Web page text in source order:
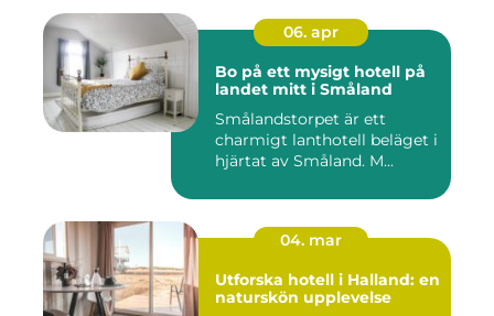
06. apr
Bo på ett mysigt hotell på
landet mitt i Småland
Smålandstorpet är ett
charmigt lanthotell beläget i
hjärtat av Småland. M...
04. mar
Utforska hotell i Halland: en
naturskön upplevelse